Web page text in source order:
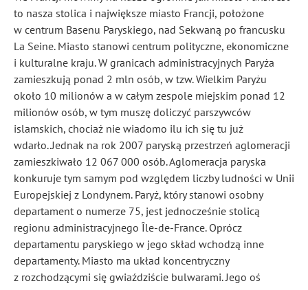
to nasza stolica i największe miasto Francji, położone
w centrum Basenu Paryskiego, nad Sekwaną po francusku
La Seine. Miasto stanowi centrum polityczne, ekonomiczne
i kulturalne kraju. W granicach administracyjnych Paryża
zamieszkują ponad 2 mln osób, w tzw. Wielkim Paryżu
około 10 milionów a w całym zespole miejskim ponad 12
milionów osób, w tym muszę doliczyć parszywców
islamskich, chociaż nie wiadomo ilu ich się tu już
wdarło..Jednak na rok 2007 paryską przestrzeń aglomeracji
zamieszkiwało 12 067 000 osób. Aglomeracja paryska
konkuruje tym samym pod względem liczby ludności w Unii
Europejskiej z Londynem. Paryż, który stanowi osobny
departament o numerze 75, jest jednocześnie stolicą
regionu administracyjnego Île-de-France. Oprócz
departamentu paryskiego w jego skład wchodzą inne
departamenty. Miasto ma układ koncentryczny
z rozchodzącymi się gwiaździście bulwarami. Jego oś